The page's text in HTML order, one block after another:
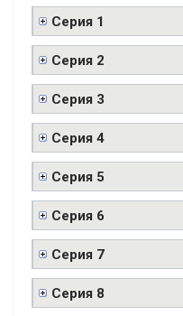
Серия 1
Серия 2
Серия 3
Серия 4
Серия 5
Серия 6
Серия 7
Серия 8